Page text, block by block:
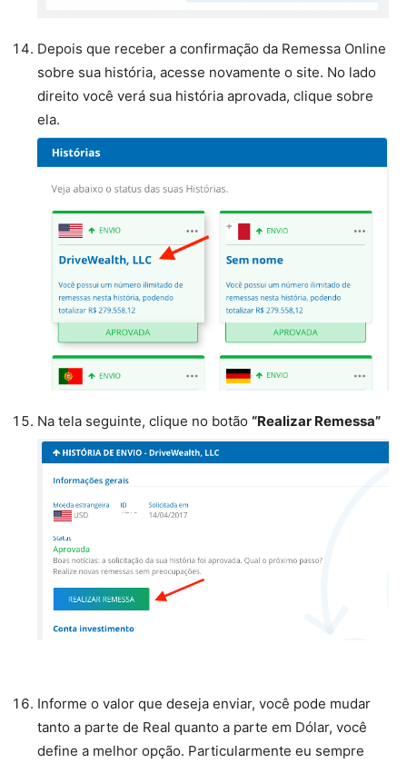
Depois que receber a confirmação da Remessa Online
sobre sua história, acesse novamente o site. No lado
direito você verá sua história aprovada, clique sobre
ela.
Na tela seguinte, clique no botão “Realizar Remessa”
Informe o valor que deseja enviar, você pode mudar
tanto a parte de Real quanto a parte em Dólar, você
define a melhor opção. Particularmente eu sempre